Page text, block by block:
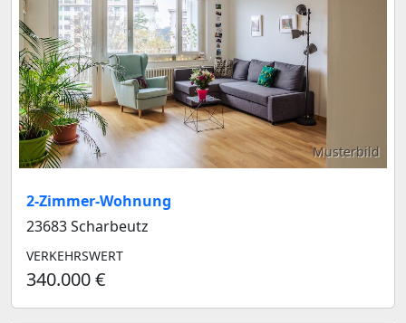
Musterbild
2-Zimmer-Wohnung
23683 Scharbeutz
VERKEHRSWERT
340.000 €